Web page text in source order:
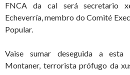
FNCA da cal será secretario
Echeverría, membro do Comité
Popular.
Vaise sumar deseguida a esta
Montaner, terrorista prófugo da